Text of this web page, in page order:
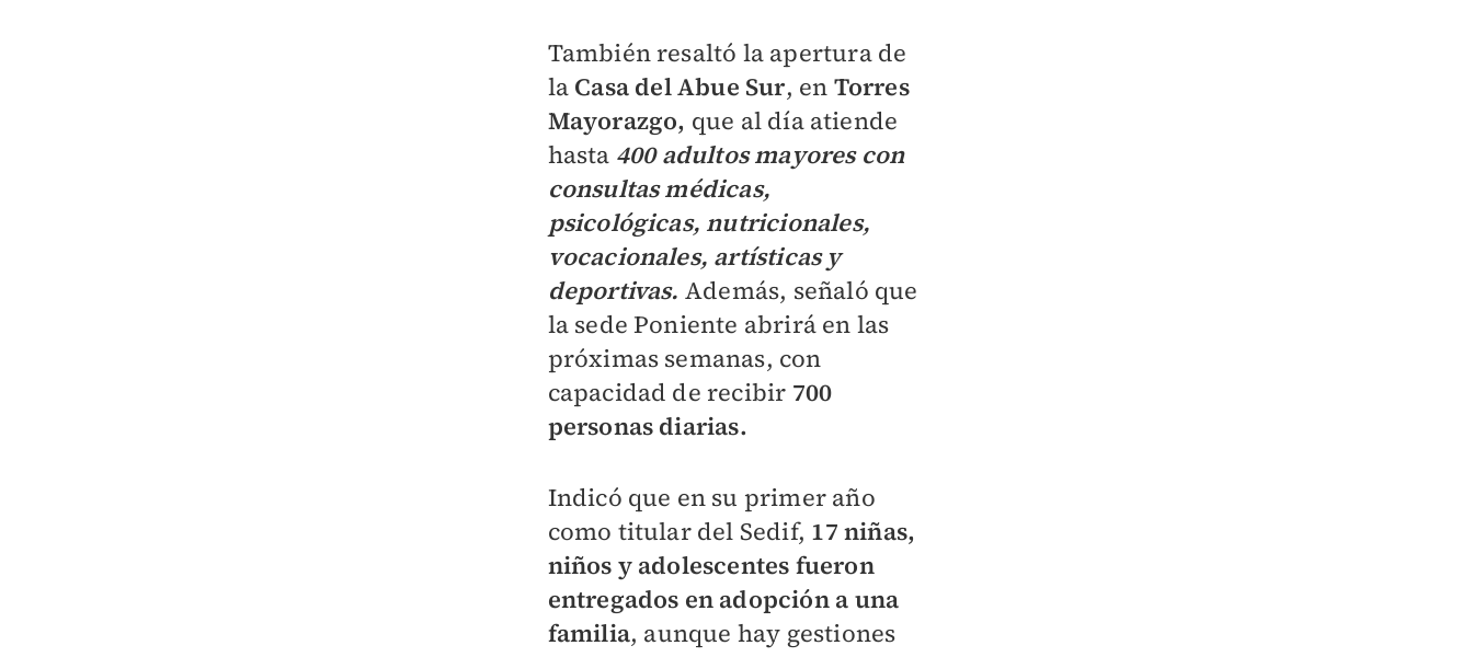
También resaltó la apertura de
la Casa del Abue Sur, en Torres
Mayorazgo, que al día atiende
hasta 400 adultos mayores con
consultas médicas,
psicológicas, nutricionales,
vocacionales, artísticas y
deportivas. Además, señaló que
la sede Poniente abrirá en las
próximas semanas, con
capacidad de recibir 700
personas diarias.
Indicó que en su primer año
como titular del Sedif, 17 niñas,
niños y adolescentes fueron
entregados en adopción a una
familia, aunque hay gestiones